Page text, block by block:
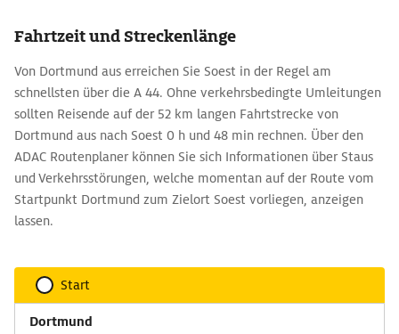
Fahrtzeit und Streckenlänge
Von Dortmund aus erreichen Sie Soest in der Regel am
schnellsten über die A 44. Ohne verkehrsbedingte Umleitungen
sollten Reisende auf der 52 km langen Fahrtstrecke von
Dortmund aus nach Soest 0 h und 48 min rechnen. Über den
ADAC Routenplaner können Sie sich Informationen über Staus
und Verkehrsstörungen, welche momentan auf der Route vom
Startpunkt Dortmund zum Zielort Soest vorliegen, anzeigen
lassen.
Start
Dortmund